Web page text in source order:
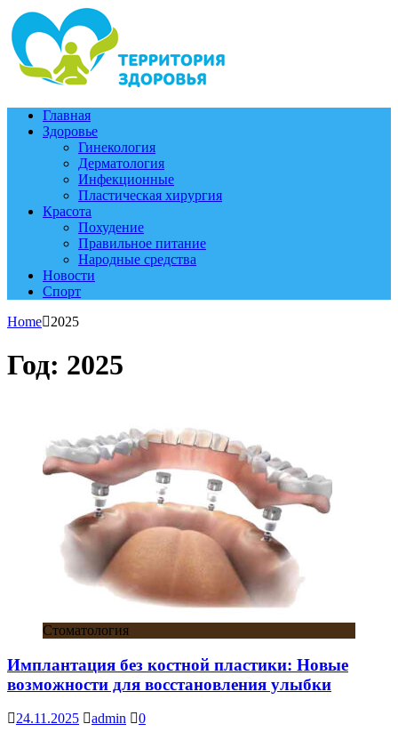
Главная
Здоровье
Гинекология
Дерматология
Инфекционные
Пластическая хирургия
Красота
Похудение
Правильное питание
Народные средства
Новости
Спорт
Home
2025
Год: 2025
Стоматология
Имплантация без костной пластики: Новые
возможности для восстановления улыбки
24.11.2025 admin
0